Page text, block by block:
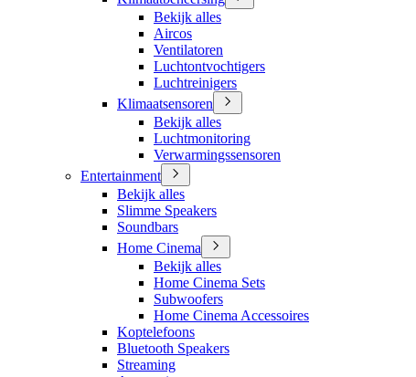
Bekijk alles
Aircos
Ventilatoren
Luchtontvochtigers
Luchtreinigers
Klimaatsensoren
Bekijk alles
Luchtmonitoring
Verwarmingssensoren
Entertainment
Bekijk alles
Slimme Speakers
Soundbars
Home Cinema
Bekijk alles
Home Cinema Sets
Subwoofers
Home Cinema Accessoires
Koptelefoons
Bluetooth Speakers
Streaming